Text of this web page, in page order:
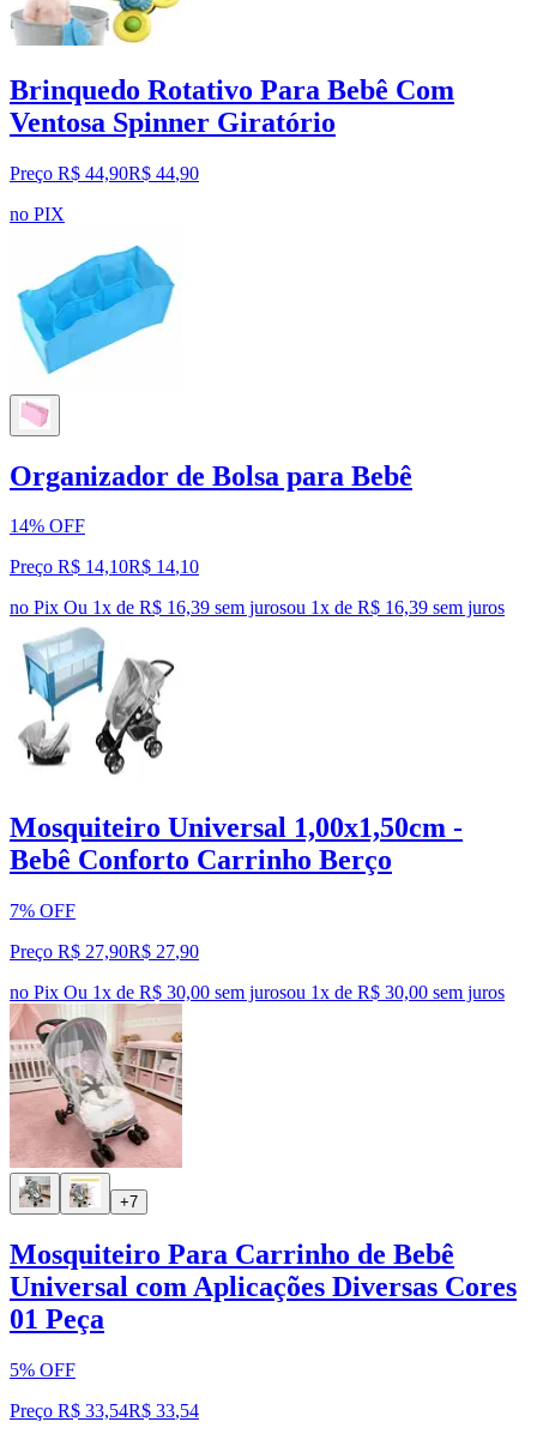
Brinquedo Rotativo Para Bebê Com
Ventosa Spinner Giratório
Preço R$ 44,90R$ 44,90
no PIX
Organizador de Bolsa para Bebê
14% OFF
Preço R$ 14,10R$ 14,10
no Pix Ou 1x de R$ 16,39 sem jurosou 1x de R$ 16,39 sem juros
Mosquiteiro Universal 1,00x1,50cm -
Bebê Conforto Carrinho Berço
7% OFF
Preço R$ 27,90R$ 27,90
no Pix Ou 1x de R$ 30,00 sem jurosou 1x de R$ 30,00 sem juros
+7
Mosquiteiro Para Carrinho de Bebê
Universal com Aplicações Diversas Cores
01 Peça
5% OFF
Preço R$ 33,54R$ 33,54